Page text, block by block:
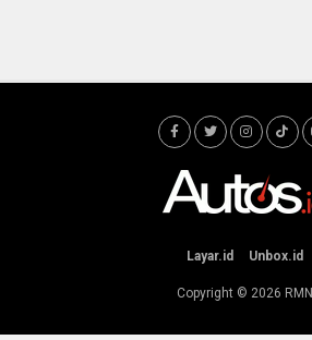
Layar.id Unbox.id
Copyright © 2026 RMN